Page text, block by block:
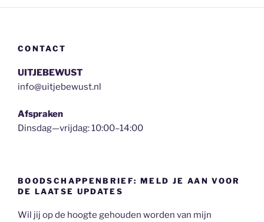
CONTACT
UITJEBEWUST
info@uitjebewust.nl
Afspraken
Dinsdag—vrijdag: 10:00–14:00
BOODSCHAPPENBRIEF: MELD JE AAN VOOR
DE LAATSE UPDATES
Wil jij op de hoogte gehouden worden van mijn